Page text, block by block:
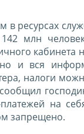
ресурсах
млн
кабинета
и вся
налоги
на
запрещено.